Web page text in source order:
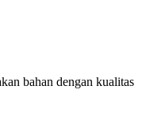
bahan dengan kualitas